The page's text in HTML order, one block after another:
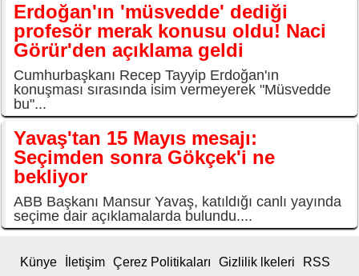
Erdoğan'ın 'müsvedde' dediği
profesör merak konusu oldu! Naci
Görür'den açıklama geldi
Cumhurbaşkanı Recep Tayyip Erdoğan'ın
konuşması sırasında isim vermeyerek "Müsvedde
bu"...
Yavaş'tan 15 Mayıs mesajı:
Seçimden sonra Gökçek'i ne
bekliyor
ABB Başkanı Mansur Yavaş, katıldığı canlı yayında
seçime dair açıklamalarda bulundu....
Künye İletişim Çerez Politikaları Gizlilik lkeleri RSS